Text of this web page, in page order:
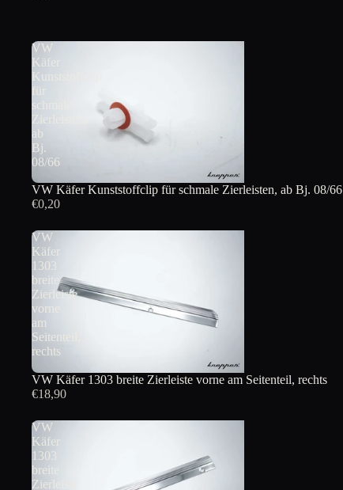
VW
Käfer
Kunststoffclip
für
schmale
Zierleisten,
ab
Bj.
08/66
VW Käfer Kunststoffclip für schmale Zierleisten, ab Bj. 08/66
€0,20
VW
Käfer
1303
breite
Zierleiste
vorne
am
Seitenteil,
rechts
VW Käfer 1303 breite Zierleiste vorne am Seitenteil, rechts
€18,90
VW
Käfer
1303
breite
Zierleiste